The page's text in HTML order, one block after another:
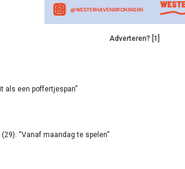
Adverteren? [1]
als een poffertjespan”
“Vanaf maandag te spelen”